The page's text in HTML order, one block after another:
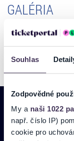
Souhlas
Zodpovědné
My a naši 1022
např. číslo IP)
cookie pro
GALÉRIA